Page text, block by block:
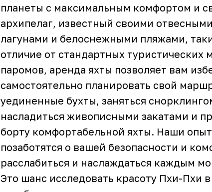
планеты с максимальным комфортом и
архипелаг, известный своими
лагунами и белоснежными пляжами,
отличие от стандартных
паромов, аренда яхты позволяет вам
самостоятельно планировать свой
уединенные бухты, заняться
насладиться живописными закатами и
борту комфортабельной яхты. Наши
позаботятся о вашей безопасности и
расслабиться и наслаждаться каждым
Это шанс исследовать красоту Пхи-Пхи